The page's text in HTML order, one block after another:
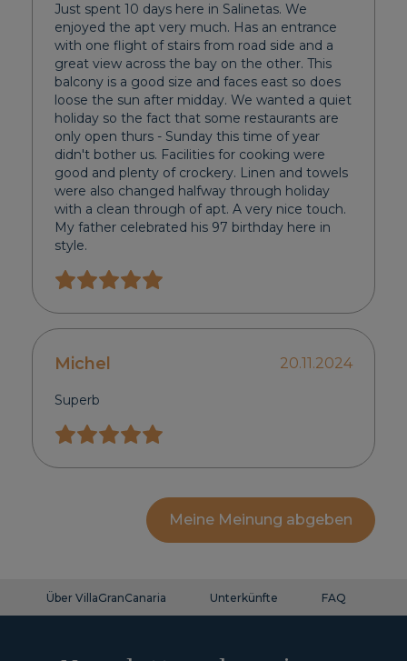
Just spent 10 days here in Salinetas. We
enjoyed the apt very much. Has an entrance
with one flight of stairs from road side and a
great view across the bay on the other. This
balcony is a good size and faces east so does
loose the sun after midday. We wanted a quiet
holiday so the fact that some restaurants are
only open thurs - Sunday this time of year
didn't bother us. Facilities for cooking were
good and plenty of crockery. Linen and towels
were also changed halfway through holiday
with a clean through of apt. A very nice touch.
My father celebrated his 97 birthday here in
style.
Michel 20.11.2024
Superb
Meine Meinung abgeben
Über VillaGranCanaria Unterkünfte FAQ